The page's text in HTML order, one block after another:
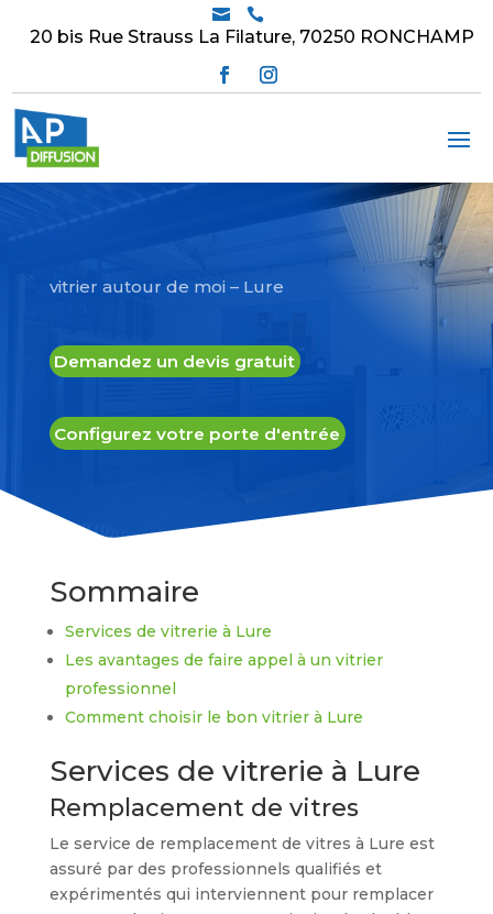
 
20 bis Rue Strauss La Filature, 70250 RONCHAMP
vitrier autour de moi – Lure
Demandez un devis gratuit
Configurez votre porte d'entrée
Sommaire
Services de vitrerie à Lure
Les avantages de faire appel à un vitrier
professionnel
Comment choisir le bon vitrier à Lure
Services de vitrerie à Lure
Remplacement de vitres
Le service de remplacement de vitres à Lure est
assuré par des professionnels qualifiés et
expérimentés qui interviennent pour remplacer